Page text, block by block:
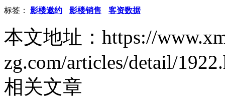
标签： 影楼邀约 影楼销售 客资数据
本文地址：https://
zg.com/articles/detail/
相关文章